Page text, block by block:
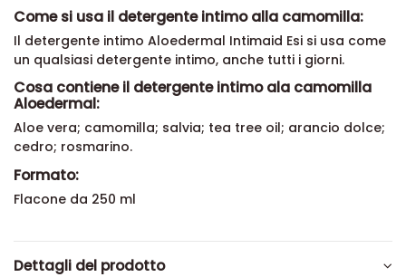
Come si usa il detergente intimo alla camomilla:
Il detergente intimo Aloedermal Intimaid Esi si usa come
un qualsiasi detergente intimo, anche tutti i giorni.
Cosa contiene il detergente intimo ala camomilla
Aloedermal:
Aloe vera; camomilla; salvia; tea tree oil; arancio dolce;
cedro; rosmarino.
Formato:
Flacone da 250 ml
Dettagli del prodotto